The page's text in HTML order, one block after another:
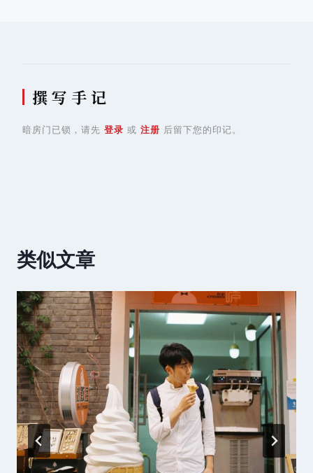
撰 写 手 记
暗房门已锁，请先 登录 或 注册 后留下您的印记。
类似文章